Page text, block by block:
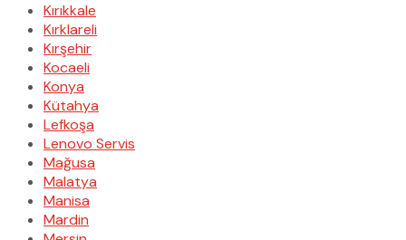
Kırıkkale
Kırklareli
Kırşehir
Kocaeli
Konya
Kütahya
Lefkoşa
Lenovo Servis
Mağusa
Malatya
Manisa
Mardin